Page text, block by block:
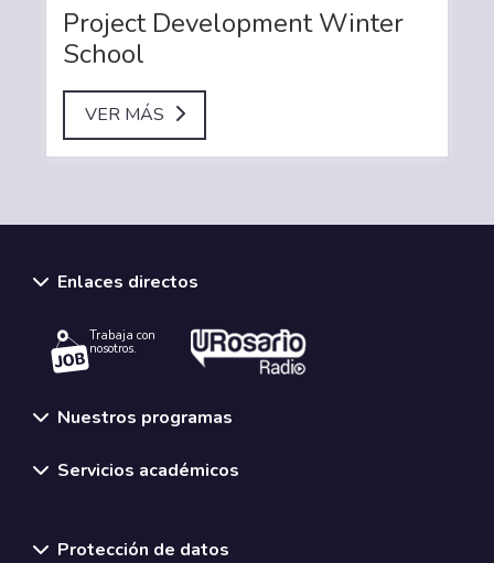
Project Development Winter
School
VER MÁS
Enlaces directos
Trabaja con
nosotros.
Nuestros programas
Servicios académicos
Protección de datos